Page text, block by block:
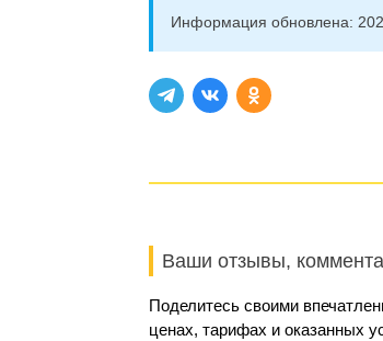
Информация обновлена:
Ваши отзывы,
Поделитесь своими
ценах, тарифах и оказанных